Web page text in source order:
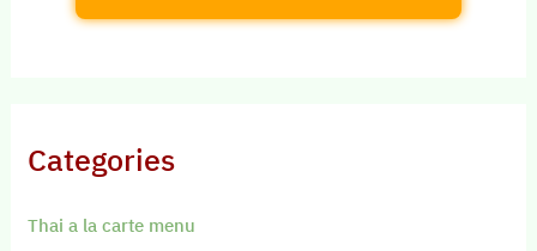
Categories
Thai a la carte menu